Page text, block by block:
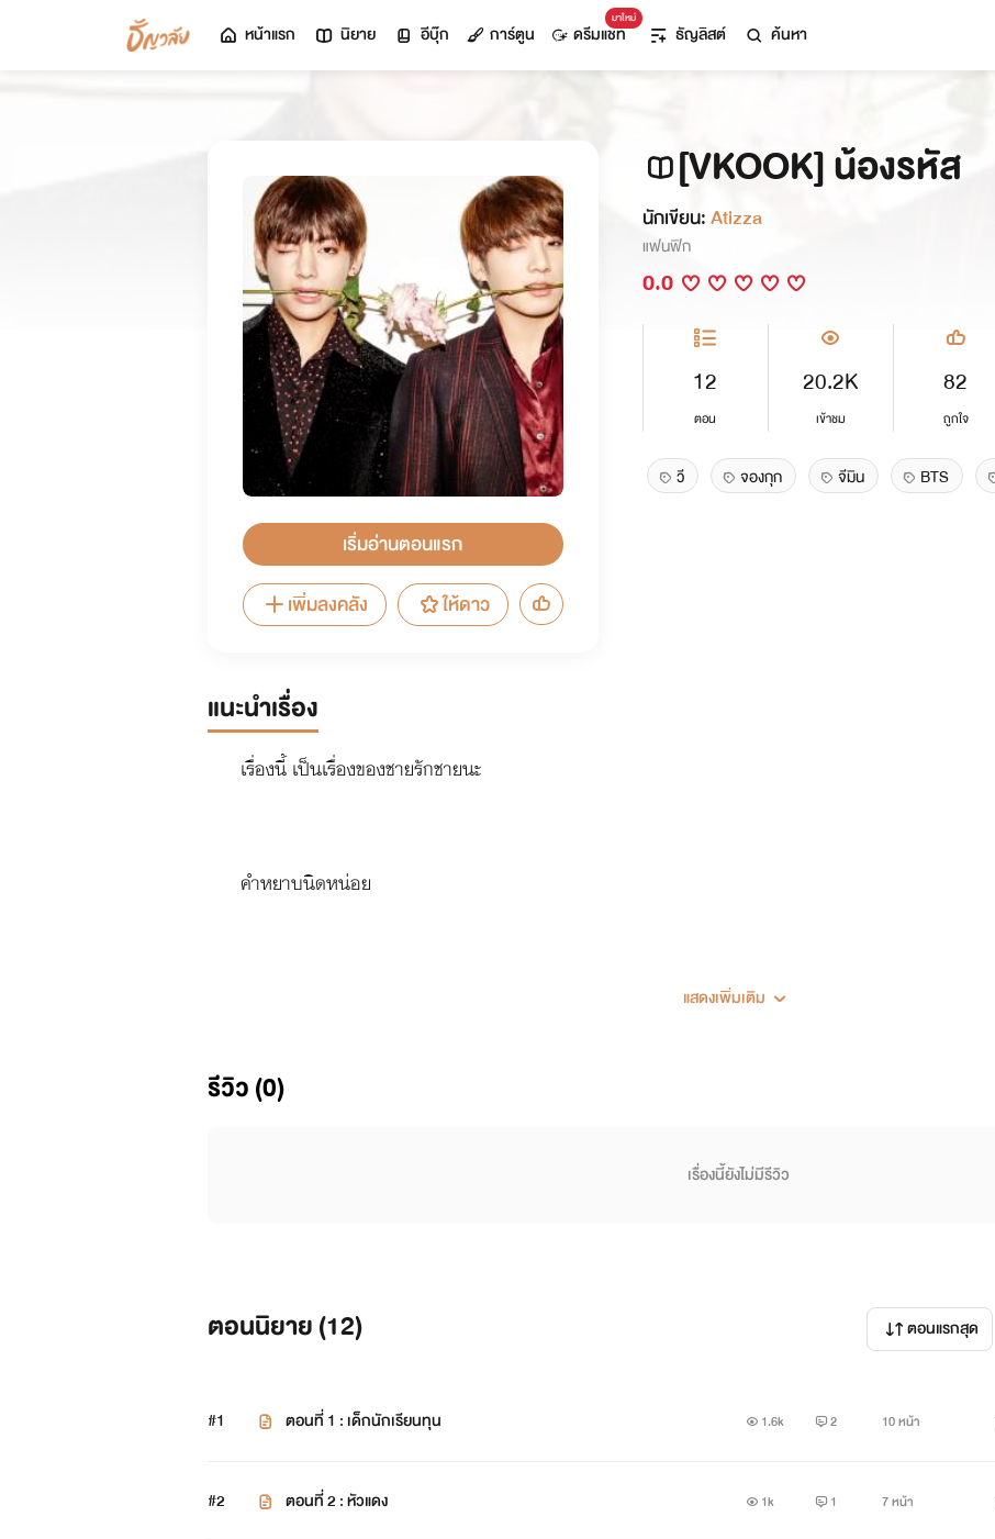
หน้าแรก นิยาย อีบุ๊ก การ์ตูน
มาใหม่
ดรีมแชท ธัญลิสต์ ค้นหา
เริ่มอ่านตอนแรก
เพิ่มลงคลัง
ให้ดาว
[VKOOK] น้องรหัส
นักเขียน:Atizza
แฟนฟิก
0.0
12
ตอน
20.2K
เข้าชม
82
ถูกใจ
วี จองกุก จีมิน BTS
แนะนำเรื่อง
เรื่องนี้ เป็นเรื่องของชายรักชายนะ
คำหยาบนิดหน่อย
ฝากด้วยนะ
แสดงเพิ่มเติม
รีวิว (0)
เรื่องนี้ยังไม่มีรีวิว
ตอนนิยาย (12) ตอนแรกสุด
#1 ตอนที่ 1 : เด็กนักเรียนทุน 1.6k 2 10 หน้า
#2 ตอนที่ 2 : หัวแดง 1k 1 7 หน้า